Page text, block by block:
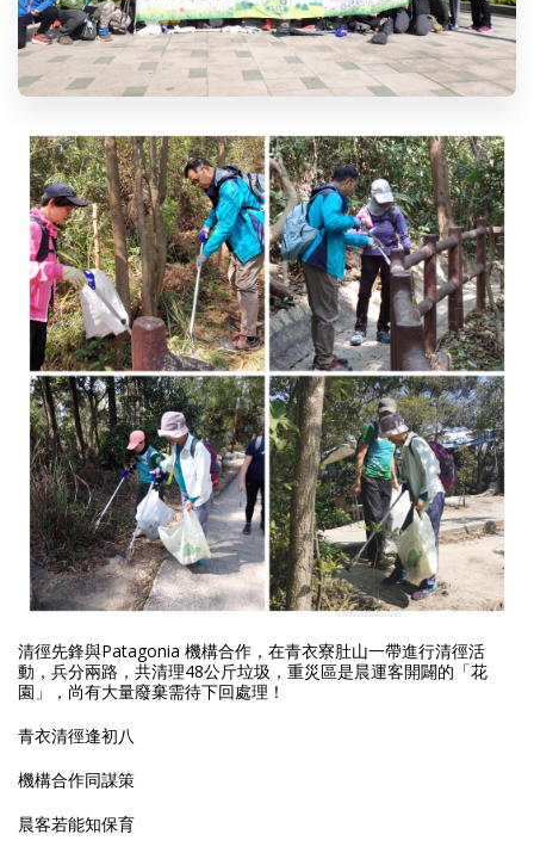
清徑先鋒與Patagonia 機構合作，在青衣寮肚山一帶進行清徑活
動，兵分兩路，共清理48公斤垃圾，重災區是晨運客開闢的「花
園」，尚有大量廢棄需待下回處理！
青衣清徑逢初八
機構合作同謀策
晨客若能知保育